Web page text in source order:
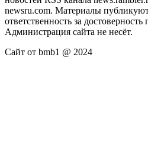
newsru.com. Материалы
ответственность за
Администрация сайта не несёт.
Сайт от bmb1 @ 2024